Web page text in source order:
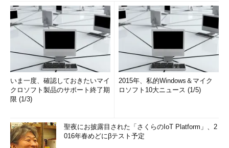
いま一度、確認しておきたいマイ
クロソフト製品のサポート終了期
限 (1/3)
2015年、私的Windows＆マイク
ロソフト10大ニュース (1/5)
聖夜にお披露目された「さくらのIoT Platform」、2
016年春めどにβテスト予定